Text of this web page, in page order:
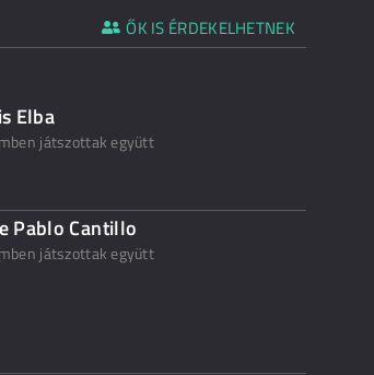
ŐK IS ÉRDEKELHETNEK
Elba
játszottak együtt
Pablo Cantillo
játszottak együtt